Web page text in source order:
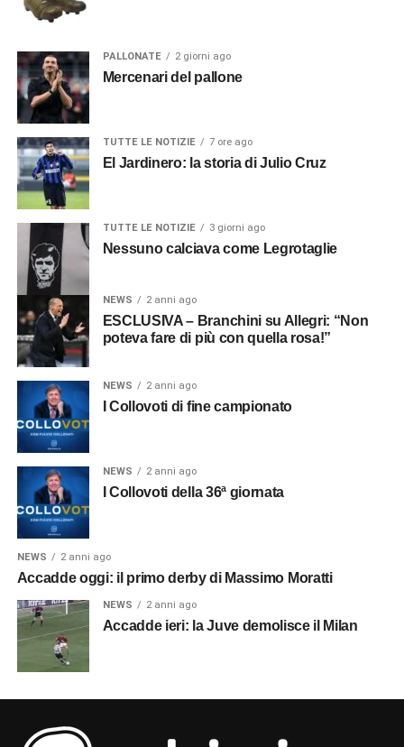
PALLONATE 2 giorni ago
Mercenari del pallone
TUTTE LE NOTIZIE 7 ore ago
El Jardinero: la storia di Julio Cruz
TUTTE LE NOTIZIE 3 giorni ago
Nessuno calciava come Legrotaglie
NEWS 2 anni ago
ESCLUSIVA – Branchini su Allegri: “Non
poteva fare di più con quella rosa!”
NEWS 2 anni ago
I Collovoti di fine campionato
NEWS 2 anni ago
I Collovoti della 36ª giornata
NEWS 2 anni ago
Accadde oggi: il primo derby di Massimo Moratti
NEWS 2 anni ago
Accadde ieri: la Juve demolisce il Milan